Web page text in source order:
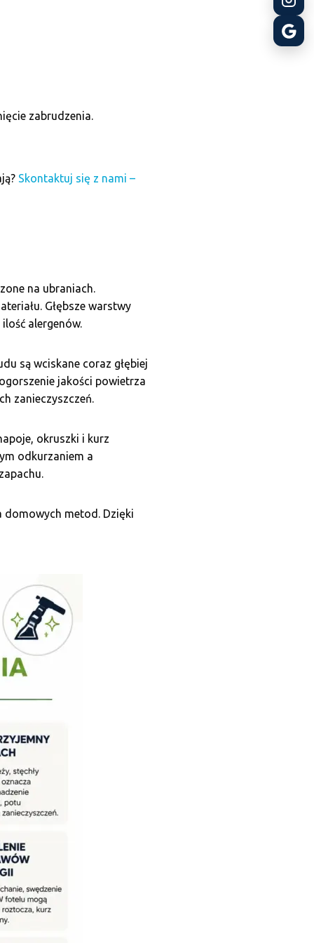
zabrudzenia.
Skontaktuj się z nami –
na ubraniach.
Głębsze warstwy
alergenów.
są wciskane coraz głębiej
jakości powietrza
zanieczyszczeń.
okruszki i kurz
odkurzaniem a
domowych metod. Dzięki